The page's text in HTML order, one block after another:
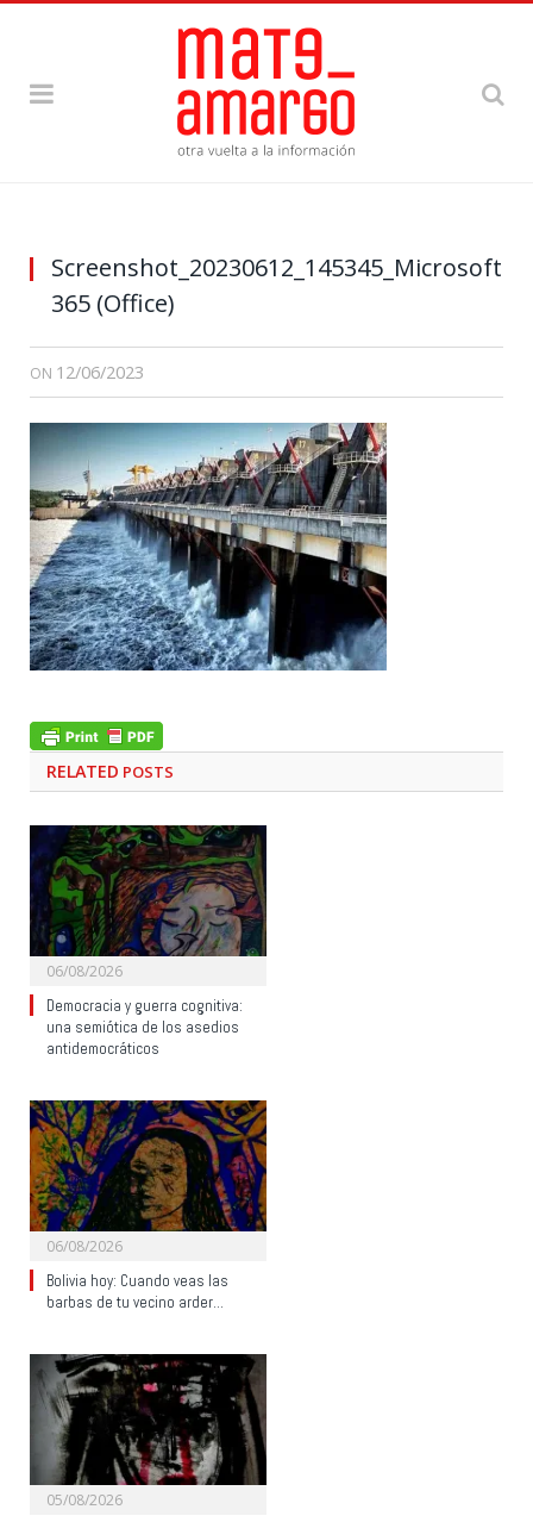
Screenshot_20230612_145345_Microsoft
365 (Office)
ON 12/06/2023
RELATED POSTS
06/08/2026
Democracia y guerra cognitiva:
una semiótica de los asedios
antidemocráticos
06/08/2026
Bolivia hoy: Cuando veas las
barbas de tu vecino arder…
05/08/2026